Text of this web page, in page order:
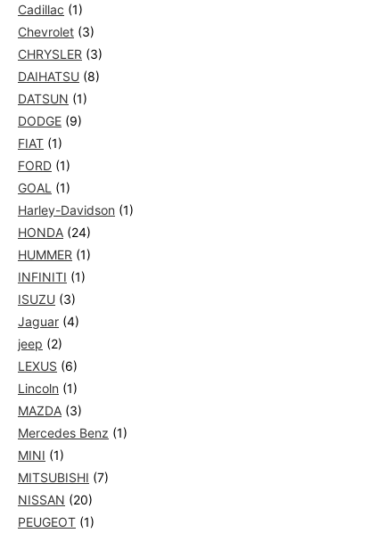
Cadillac (1)
Chevrolet (3)
CHRYSLER (3)
DAIHATSU (8)
DATSUN (1)
DODGE (9)
FIAT (1)
FORD (1)
GOAL (1)
Harley-Davidson (1)
HONDA (24)
HUMMER (1)
INFINITI (1)
ISUZU (3)
Jaguar (4)
jeep (2)
LEXUS (6)
Lincoln (1)
MAZDA (3)
Mercedes Benz (1)
MINI (1)
MITSUBISHI (7)
NISSAN (20)
PEUGEOT (1)